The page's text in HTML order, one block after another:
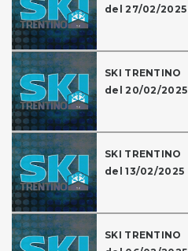
del 27/02/2025
SKI TRENTINO
del 20/02/2025
SKI TRENTINO
del 13/02/2025
SKI TRENTINO